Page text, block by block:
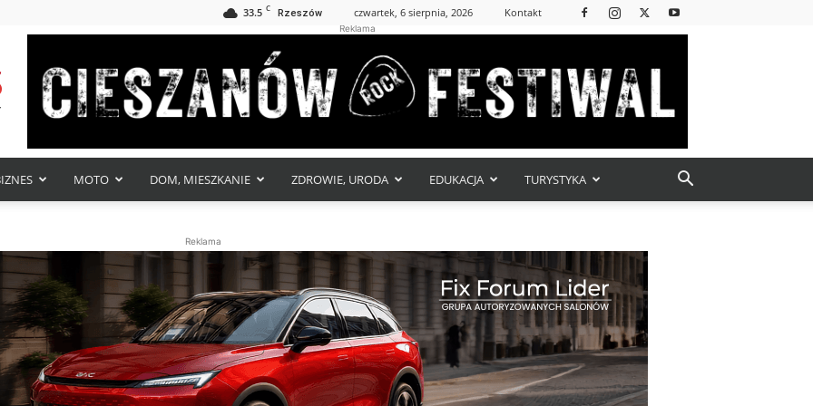
33.5 C Rzeszów czwartek, 6 sierpnia, 2026 Kontakt
Reklama
MOTO DOM, MIESZKANIE ZDROWIE, URODA EDUKACJA TURYSTYKA
Reklama